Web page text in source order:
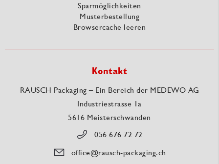
Sparmöglichkeiten
Musterbestellung
Browsercache leeren
Kontakt
RAUSCH Packaging – Ein Bereich der MEDEWO AG
Industriestrasse 1a
5616 Meisterschwanden
056 676 72 72
office@rausch-packaging.ch